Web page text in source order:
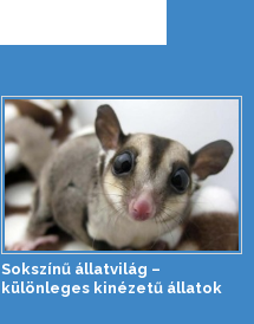
Sokszínű állatvilág –
különleges kinézetű állatok